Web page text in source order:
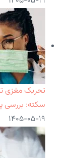
تحریک مغزی
سکته: بررسی
۱۴۰۵-۰۵-۱۹